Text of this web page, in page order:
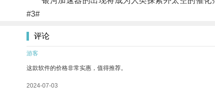
#3#
评论
游客
这款软件的价格非常实惠，值得推荐。
2024-07-03